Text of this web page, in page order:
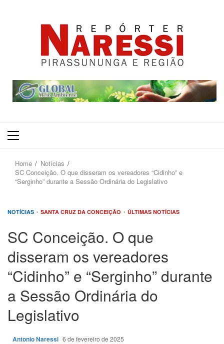
Primary
Home
Notícias
SC Conceição. O que disseram os vereadores “Cidinho” e
“Serginho” durante a Sessão Ordinária do Legislativo
NOTÍCIAS SANTA CRUZ DA CONCEIÇÃO ÚLTIMAS NOTÍCIAS
SC Conceição. O que
disseram os vereadores
“Cidinho” e “Serginho” durante
a Sessão Ordinária do
Legislativo
Antonio Naressi 6 de fevereiro de 2025